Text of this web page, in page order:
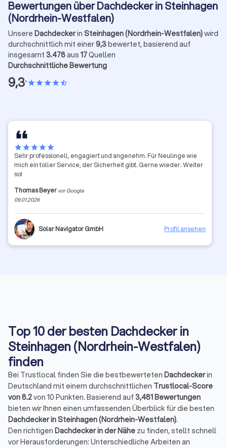
Bewertungen über Dachdecker in Steinhagen
(Nordrhein-Westfalen)
Unsere Dachdeckerin Steinhagen (Nordrhein-Westfalen)wird
durchschnittlich mit einer9,3bewertet, basierend auf
insgesamt 3.478aus 17Quellen
Durchschnittliche Bewertung
9,3•starstarstarstarstar_half
starstarstarstarstar
Sehr professionell, engagiert und angenehm. Für Neulinge wie
mich ein toller Service, der Sicherheit gibt. Gerne wieder. Weiter
so!
Thomas Beyer vor Google
09.01.2026
Solar Navigator GmbH Profil ansehen
Top 10 der besten Dachdecker in
Steinhagen (Nordrhein-Westfalen)
finden
Bei Trustlocal finden Sie die bestbewerteten Dachdeckerin
Deutschland mit einem durchschnittlichen Trustlocal-Score
von 8.2von 10 Punkten. Basierend auf 3,481 Bewertungen
bieten wir Ihnen einen umfassenden Überblick für die besten
Dachdecker in Steinhagen (Nordrhein-Westfalen).
Den richtigen Dachdecker in der Nähe zu finden, stellt schnell
vor Herausforderungen: Unterschiedliche Arbeiten an